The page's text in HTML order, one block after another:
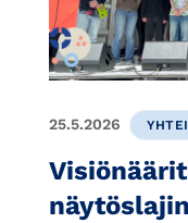
25.5.2026